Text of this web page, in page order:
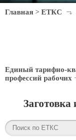
Главная > ЕТКС
Единый тарифно-
профессий рабочих
Заготовка